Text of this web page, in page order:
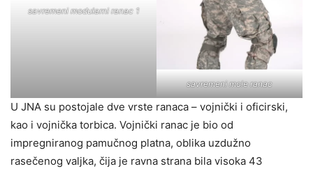
savremeni modularni ranac 1
savremeni mole ranac
U JNA su postojale dve vrste ranaca – vojnički i oficirski,
kao i vojnička torbica. Vojnički ranac je bio od
impregniranog pamučnog platna, oblika uzdužno
rasečenog valjka, čija je ravna strana bila visoka 43